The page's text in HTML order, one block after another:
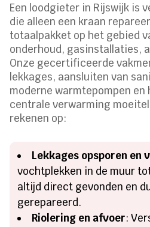
Een loodgieter in Rijswijk is
die alleen een kraan
totaalpakket op het gebied
onderhoud, gasinstallaties,
Onze gecertificeerde
lekkages, aansluiten van
moderne warmtepompen en
centrale verwarming
rekenen op:
Lekkages opsporen en
vochtplekken in de muur
altijd direct gevonden en
gerepareerd.
Riolering en afvoer: